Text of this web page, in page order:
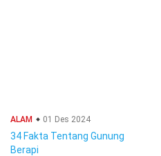
ALAM 01 Des 2024
34 Fakta Tentang Gunung
Berapi